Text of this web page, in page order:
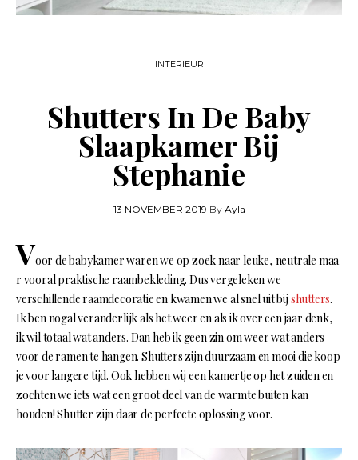
INTERIEUR
Shutters In De Baby
Slaapkamer Bij
Stephanie
13 NOVEMBER 2019 By Ayla
Voor de babykamer waren we op zoek naar leuke, neutrale maa
r vooral praktische raambekleding. Dus vergeleken we
verschillende raamdecoratie en kwamen we al snel uit bij shutters.
Ik ben nogal veranderlijk als het weer en als ik over een jaar denk,
ik wil totaal wat anders. Dan heb ik geen zin om weer wat anders
voor de ramen te hangen. Shutters zijn duurzaam en mooi die koop
je voor langere tijd. Ook hebben wij een kamertje op het zuiden en
zochten we iets wat een groot deel van de warmte buiten kan
houden! Shutter zijn daar de perfecte oplossing voor.